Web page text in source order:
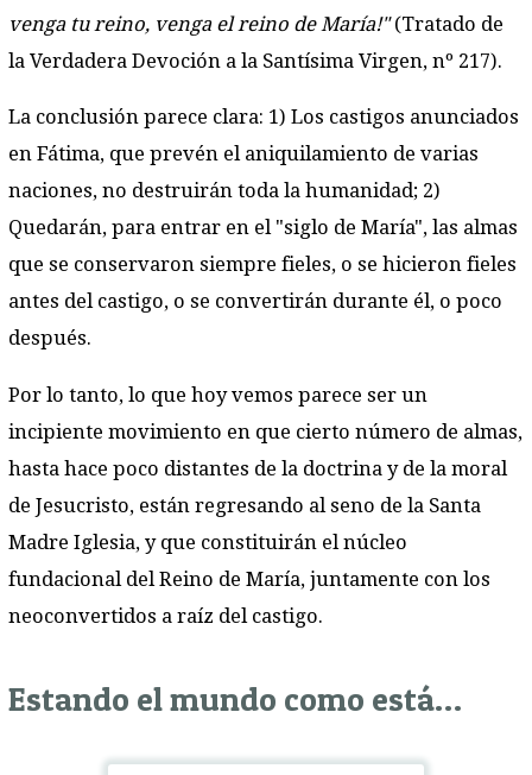
venga tu reino, venga el reino de María!"(Tratado de
la Verdadera Devoción a la Santísima Virgen, nº 217).
La conclusión parece clara: 1) Los castigos anunciados
en Fátima, que prevén el aniquilamiento de varias
naciones, no destruirán toda la humanidad; 2)
Quedarán, para entrar en el "siglo de María", las almas
que se conservaron siempre fieles, o se hicieron fieles
antes del castigo, o se convertirán durante él, o poco
después.
Por lo tanto, lo que hoy vemos parece ser un
incipiente movimiento en que cierto número de almas,
hasta hace poco distantes de la doctrina y de la moral
de Jesucristo, están regresando al seno de la Santa
Madre Iglesia, y que constituirán el núcleo
fundacional del Reino de María, juntamente con los
neoconvertidos a raíz del castigo.
Estando el mundo como está…